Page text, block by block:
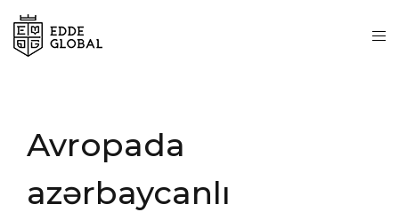
Avropada
azərbaycanlı